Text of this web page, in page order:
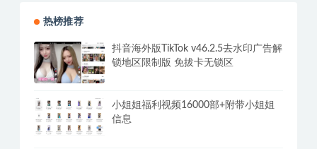
热榜推荐
抖音海外版TikTok v46.2.5去水印广告解
锁地区限制版 免拔卡无锁区
小姐姐福利视频16000部+附带小姐姐
信息